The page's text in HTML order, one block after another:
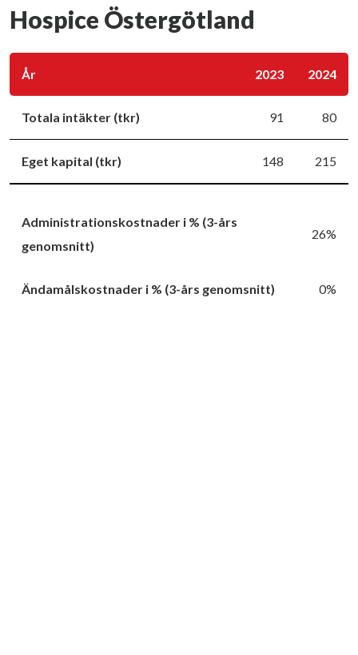
Hospice Östergötland
År 2023 2024
Totala intäkter (tkr) 91 80
Eget kapital (tkr) 148 215
Administrationskostnader i % (3-års
genomsnitt)
26%
Ändamålskostnader i % (3-års genomsnitt) 0%